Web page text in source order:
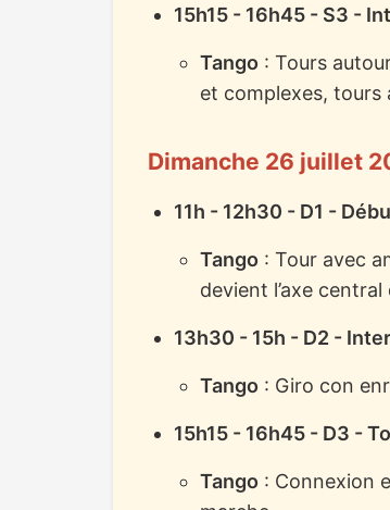
15h15 - 16h45 - S3 -
Tango : Tours
et complexes, tours
Dimanche 26 juillet
11h - 12h30 - D1 -
Tango : Tour avec
devient l’axe
13h30 - 15h - D2 -
Tango : Giro con
15h15 - 16h45 - D3 -
Tango : Connexion